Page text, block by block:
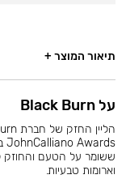
תיאור המוצר +
על Black Burn
וארומות טבעיות.